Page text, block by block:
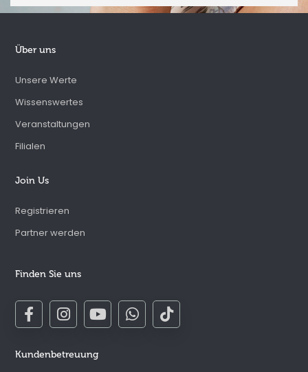
Über uns
Unsere Werte
Wissenswertes
Veranstaltungen
Filialen
Join Us
Registrieren
Partner werden
Finden Sie uns
Kundenbetreuung